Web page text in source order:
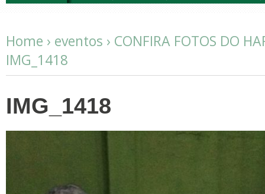
Home › eventos › CONFIRA FOTOS DO
IMG_1418
IMG_1418